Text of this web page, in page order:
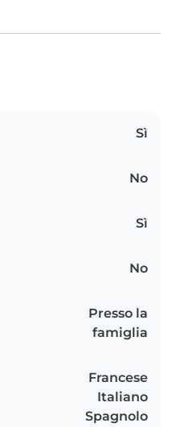
Sì
No
Sì
No
Presso la
famiglia
Francese
Italiano
Spagnolo